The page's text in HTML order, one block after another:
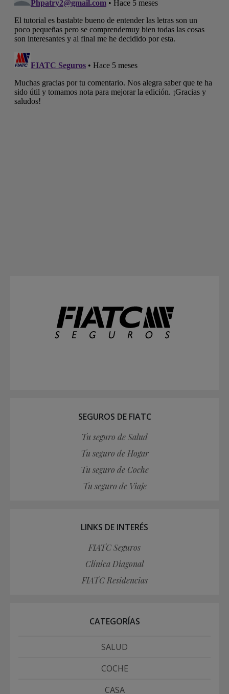
SEGUROS DE FIATC
Tu seguro de Salud
Tu seguro de Hogar
Tu seguro de Coche
Tu seguro de Viaje
LINKS DE INTERÉS
FIATC Seguros
Clínica Diagonal
FIATC Residencias
CATEGORÍAS
SALUD
COCHE
CASA